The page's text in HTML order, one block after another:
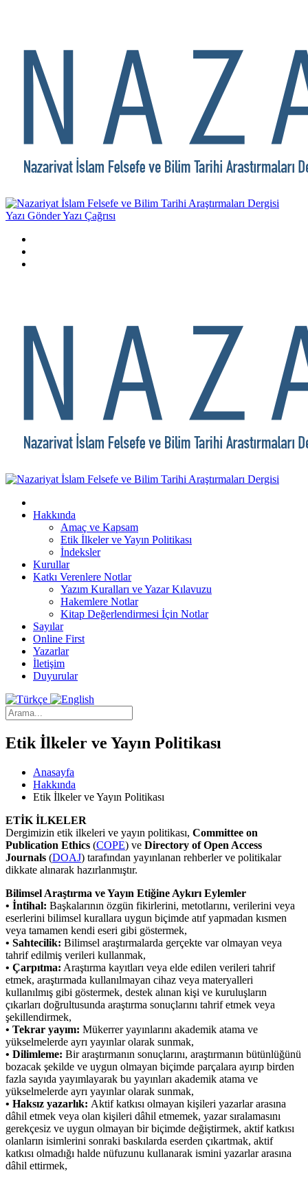
Yazı GönderYazı Çağrısı
Hakkında
Amaç ve Kapsam
Etik İlkeler ve Yayın Politikası
İndeksler
Kurullar
Katkı Verenlere Notlar
Yazım Kuralları ve Yazar Kılavuzu
Hakemlere Notlar
Kitap Değerlendirmesi İçin Notlar
Sayılar
Online First
Yazarlar
İletişim
Duyurular
Etik İlkeler ve Yayın Politikası
Anasayfa
Hakkında
Etik İlkeler ve Yayın Politikası
ETİK İLKELER
Dergimizin etik ilkeleri ve yayın politikası, Committee on
Publication Ethics (COPE) ve Directory of Open Access
Journals (DOAJ) tarafından yayınlanan rehberler ve politikalar
dikkate alınarak hazırlanmıştır.
Bilimsel Araştırma ve Yayın Etiğine Aykırı Eylemler
• İntihal: Başkalarının özgün fikirlerini, metotlarını, verilerini veya
eserlerini bilimsel kurallara uygun biçimde atıf yapmadan kısmen
veya tamamen kendi eseri gibi göstermek,
• Sahtecilik: Bilimsel araştırmalarda gerçekte var olmayan veya
tahrif edilmiş verileri kullanmak,
• Çarpıtma: Araştırma kayıtları veya elde edilen verileri tahrif
etmek, araştırmada kullanılmayan cihaz veya materyalleri
kullanılmış gibi göstermek, destek alınan kişi ve kuruluşların
çıkarları doğrultusunda araştırma sonuçlarını tahrif etmek veya
şekillendirmek,
• Tekrar yayım: Mükerrer yayınlarını akademik atama ve
yükselmelerde ayrı yayınlar olarak sunmak,
• Dilimleme: Bir araştırmanın sonuçlarını, araştırmanın bütünlüğünü
bozacak şekilde ve uygun olmayan biçimde parçalara ayırıp birden
fazla sayıda yayımlayarak bu yayınları akademik atama ve
yükselmelerde ayrı yayınlar olarak sunmak,
• Haksız yazarlık: Aktif katkısı olmayan kişileri yazarlar arasına
dâhil etmek veya olan kişileri dâhil etmemek, yazar sıralamasını
gerekçesiz ve uygun olmayan bir biçimde değiştirmek, aktif katkısı
olanların isimlerini sonraki baskılarda eserden çıkartmak, aktif
katkısı olmadığı halde nüfuzunu kullanarak ismini yazarlar arasına
dâhil ettirmek,